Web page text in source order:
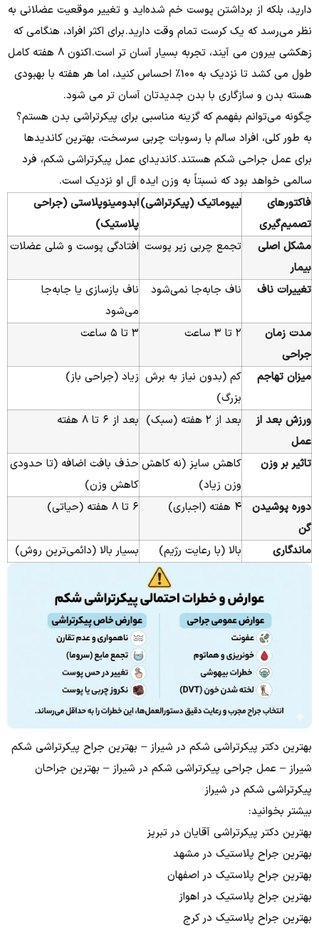
دارید، بلکه از برداشتن پوست خم شده‌اید و تغییر موقعیت عضلانی به
نظر می‌رسد که یک کرست تمام وقت دارید. برای اکثر افراد، هنگامی که
زهکشی بیرون می آیند، تجربه بسیار آسان تر است. اکنون 8 هفته کامل
طول می کشد تا نزدیک به 100٪ احساس کنید، اما هر هفته با بهبودی
هسته بدن و سازگاری با بدن جدیدتان آسان تر می شود.
چگونه می‌توانم بفهمم که گزینه مناسبی برای پیکرتراشی بدن هستم؟
به طور کلی، افراد سالم با رسوبات چربی سرسخت، بهترین کاندیدها
برای عمل جراحی شکم هستند. کاندیدای عمل پیکرتراشی شکم، فرد
سالمی خواهد بود که نسبتاً به وزن ایده آل او نزدیک است.
فاکتورهای
تصمیم‌گیری
لیپوماتیک (پیکرتراشی)ابدومینوپلاستی (جراحی
پلاستیک)
مشکل اصلی
بیمار
تجمع چربی زیر پوست افتادگی پوست و شلی عضلات
تغییرات ناف ناف جابه‌جا نمی‌شود
ناف بازسازی یا جابه‌جا
می‌شود
مدت زمان
جراحی
۲ تا ۳ ساعت ۳ تا ۵ ساعت
میزان تهاجم
کم (بدون نیاز به برش
بزرگ)
زیاد (جراحی باز)
ورزش بعد از
عمل
بعد از ۲ هفته (سبک) بعد از ۶ تا ۸ هفته
تاثیر بر وزن
کاهش سایز (نه کاهش
وزن زیاد)
حذف بافت اضافه (تا حدودی
کاهش وزن)
دوره پوشیدن
گن
۴ هفته (اجباری) ۶ تا ۸ هفته (حیاتی)
ماندگاری بالا (با رعایت رژیم) بسیار بالا (دائمی‌ترین روش)
بهترین دکتر پیکرتراشی شکم در شیراز – بهترین جراح پیکرتراشی شکم
شیراز – عمل جراحی پیکرتراشی شکم در شیراز – بهترین جراحان
پیکرتراشی شکم در شیراز
بیشتر بخوانید:
بهترین دکتر پیکرتراشی آقایان در تبریز
بهترین جراح پلاستیک در مشهد
بهترین جراح پلاستیک در اصفهان
بهترین جراح پلاستیک در اهواز
بهترین جراح پلاستیک در کرج